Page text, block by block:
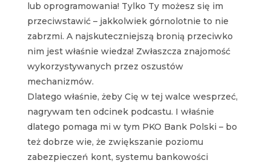
lub oprogramowania! Tylko Ty możesz się im
przeciwstawić – jakkolwiek górnolotnie to nie
zabrzmi. A najskuteczniejszą bronią przeciwko
nim jest właśnie wiedza! Zwłaszcza znajomość
wykorzystywanych przez oszustów
mechanizmów.
Dlatego właśnie, żeby Cię w tej walce wesprzeć,
nagrywam ten odcinek podcastu. I właśnie
dlatego pomaga mi w tym PKO Bank Polski – bo
też dobrze wie, że zwiększanie poziomu
zabezpieczeń kont, systemu bankowości